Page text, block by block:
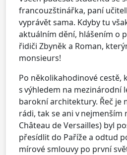
francouzštinářka, paní
vyprávět sama. Kdyby tu
aktuálním dění, hlášením o
řidiči Zbyněk a Roman,
monsieurs!
Po několikahodinové cestě,
s výhledem na mezinárodní
barokní architektury. Řeč je
rádi, tak se ani v
Château de Versailles) byl
přesídlit do Paříže a odtud
mírové smlouvy po první